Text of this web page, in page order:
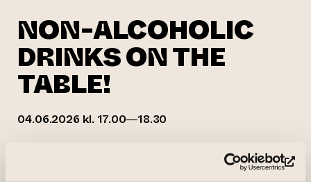
NON-ALCOHOLIC
DRINKS ON THE
TABLE!
04.06.2026 kl. 17.00—18.30